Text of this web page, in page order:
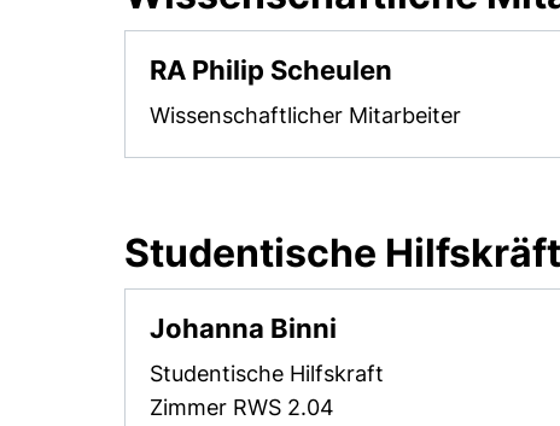
RA Philip Scheulen
Wissenschaftlicher Mitarbeiter
Studentische
Johanna Binni
Studentische Hilfskraft
Zimmer RWS 2.04